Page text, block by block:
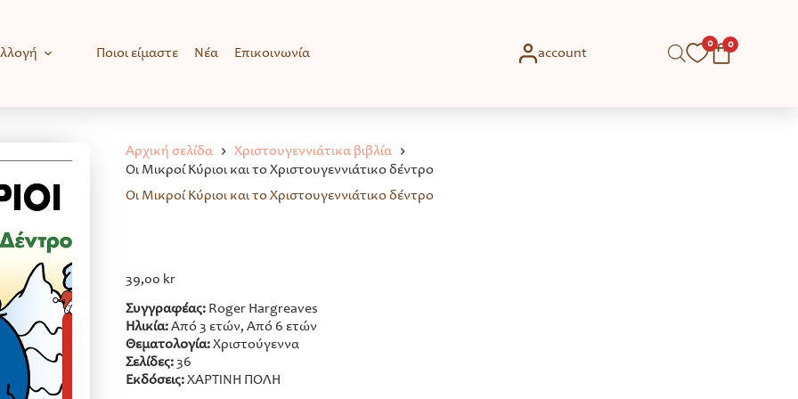
Ποιοι είμαστε Νέα Επικοινωνία account
0 0
Αρχική σελίδα
Χριστουγεννιάτικα βιβλία
Οι Μικροί Κύριοι και το Χριστουγεννιάτικο δέντρο
Οι Μικροί Κύριοι και το Χριστουγεννιάτικο δέντρο
39,00 kr
Συγγραφέας: Roger Hargreaves
Ηλικία:Από 3 ετών, Από 6 ετών
Θεματολογία:Χριστούγεννα
Σελίδες: 36
Εκδόσεις:ΧΑΡΤΙΝΗ ΠΟΛΗ